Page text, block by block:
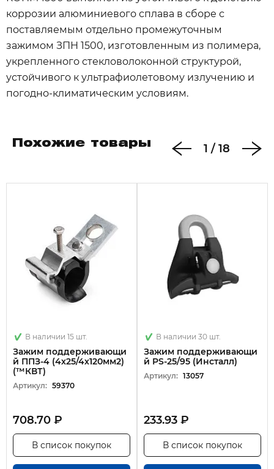
коррозии алюминиевого сплава в сборе с
поставляемым отдельно промежуточным
зажимом ЗПН 1500, изготовленным из полимера,
укрепленного стекловолоконной структурой,
устойчивого к ультрафиолетовому излучению и
погодно-климатическим условиям.
Похожие товары 1 / 18
В наличии 15 шт.
Зажим поддерживающи
й ППЗ-4 (4х25/4х120мм2)
(™КВТ)
Артикул: 59370
708.70 ₽
В список покупок
В наличии 30 шт.
Зажим поддерживающи
й PS-25/95 (Инсталл)
Артикул: 13057
233.93 ₽
В список покупок